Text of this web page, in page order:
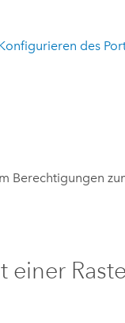
des
Berechtigungen
einer